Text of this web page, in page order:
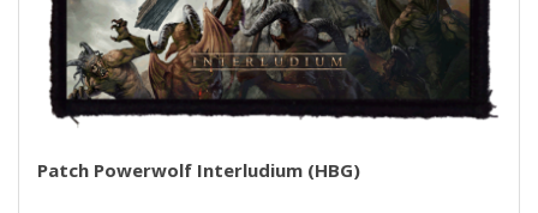
Patch Powerwolf Interludium (HBG)